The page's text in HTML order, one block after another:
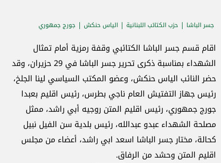
جسر الباشا حزب الكتائب اللبنانية الياس حنكش
جورج جمهوري
اقام قسم جسر الباشا الكتائبي وقفة رمزية أمام تمثال
الشهداء بمناسبة ذكرى تحرير جسر الباشا في 29 حزيران، وقد
حضر النائب الياس حنكش، وعضو المكتب السياسي لينا الجلخ،
رئيس جهاز التفتيش العام ناجي بطرس، رئيس اقليم بعبدا
جورج جمهوري، رئيس اقليم المتن روجيه أبي راشد، ممثل
مصلحة الشهداء عبدو عبدالله، رئيس بلدية سن الفيل نبيل
كحالة، مختار جسر الباشا اسعد ابي راشد، أعضاء من مجلس
اقليم المتن وحشد من الرفاق.